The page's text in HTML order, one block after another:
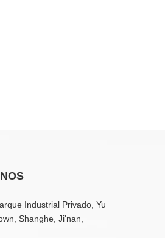
Industrial Privado, Yu
Shanghe, Ji'nan,